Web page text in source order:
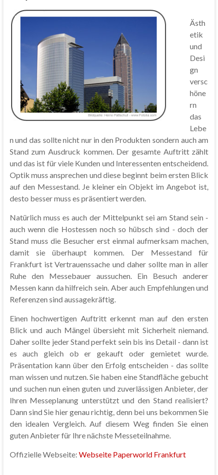
Ästh
etik
und
Desi
gn
versc
höne
rn
das
Lebe
n und das sollte nicht nur in den Produkten sondern auch am
Stand zum Ausdruck kommen. Der gesamte Auftritt zählt
und das ist für viele Kunden und Interessenten entscheidend.
Optik muss ansprechen und diese beginnt beim ersten Blick
auf den Messestand. Je kleiner ein Objekt im Angebot ist,
desto besser muss es präsentiert werden.
Natürlich muss es auch der Mittelpunkt sei am Stand sein -
auch wenn die Hostessen noch so hübsch sind - doch der
Stand muss die Besucher erst einmal aufmerksam machen,
damit sie überhaupt kommen. Der Messestand für
Frankfurt ist Vertrauenssache und daher sollte man in aller
Ruhe den Messebauer aussuchen. Ein Besuch anderer
Messen kann da hilfreich sein. Aber auch Empfehlungen und
Referenzen sind aussagekräftig.
Einen hochwertigen Auftritt erkennt man auf den ersten
Blick und auch Mängel übersieht mit Sicherheit niemand.
Daher sollte jeder Stand perfekt sein bis ins Detail - dann ist
es auch gleich ob er gekauft oder gemietet wurde.
Präsentation kann über den Erfolg entscheiden - das sollte
man wissen und nutzen. Sie haben eine Standfläche gebucht
und suchen nun einen guten und zuverlässigen Anbieter, der
Ihren Messeplanung unterstützt und den Stand realisiert?
Dann sind Sie hier genau richtig, denn bei uns bekommen Sie
den idealen Vergleich. Auf diesem Weg finden Sie einen
guten Anbieter für Ihre nächste Messeteilnahme.
Offizielle Webseite: Webseite Paperworld Frankfurt